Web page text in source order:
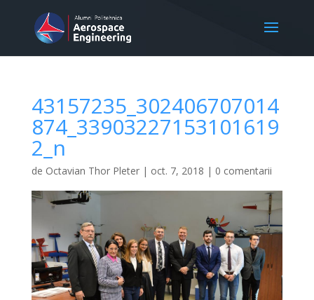
43157235_302406707014
874_33903227153101619
2_n
de Octavian Thor Pleter| oct. 7, 2018 | 0 comentarii